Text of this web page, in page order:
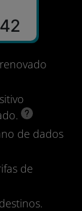
de dados
de